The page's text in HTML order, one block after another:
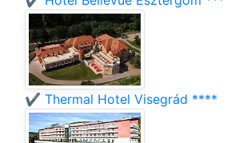
✔️ Thermal Hotel Visegrád ****